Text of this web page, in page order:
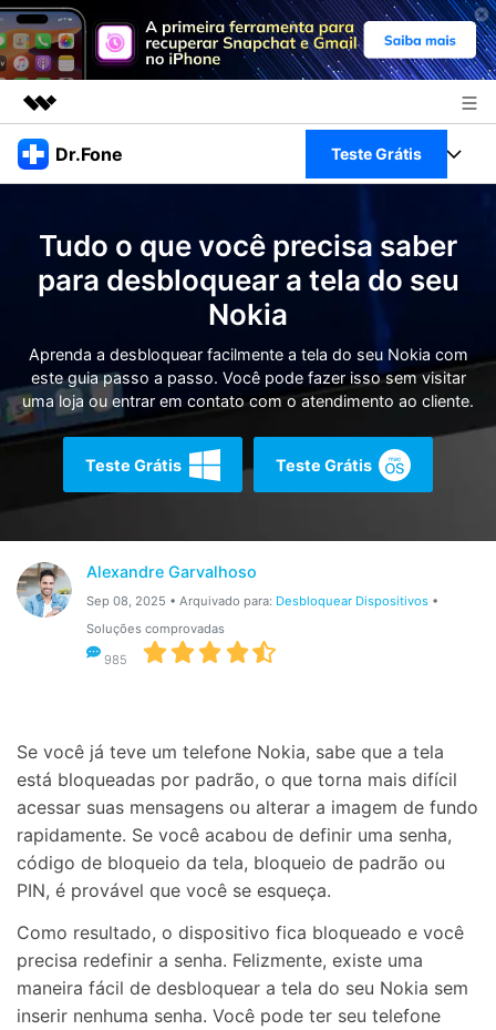
Produtos em destaque
Visão geral
Soluções
Sobre nós
Loja
Dr.Fone Teste Grátis
Veja Toolkit Completo >
Productos
Para Celular
Online
Ver Todos Os Aplicativos
Ações rápidas
Dicas
Centro de Ajuda
Recursos
Transferir Dados
Gerenciador de dados
Proteção do celular
Encontre Mais Soluções
Tudo o que você precisa saber
para desbloquear a tela do seu
Nokia
Aprenda a desbloquear facilmente a tela do seu Nokia com
este guia passo a passo. Você pode fazer isso sem visitar
uma loja ou entrar em contato com o atendimento ao cliente.
Teste Grátis Teste Grátis
Alexandre Garvalhoso
Sep 08, 2025 • Arquivado para: Desbloquear Dispositivos•
Soluções comprovadas
985
Se você já teve um telefone Nokia, sabe que a tela
está bloqueadas por padrão, o que torna mais difícil
acessar suas mensagens ou alterar a imagem de fundo
rapidamente. Se você acabou de definir uma senha,
código de bloqueio da tela, bloqueio de padrão ou
PIN, é provável que você se esqueça.
Como resultado, o dispositivo fica bloqueado e você
precisa redefinir a senha. Felizmente, existe uma
maneira fácil de desbloquear a tela do seu Nokia sem
inserir nenhuma senha. Você pode ter seu telefone